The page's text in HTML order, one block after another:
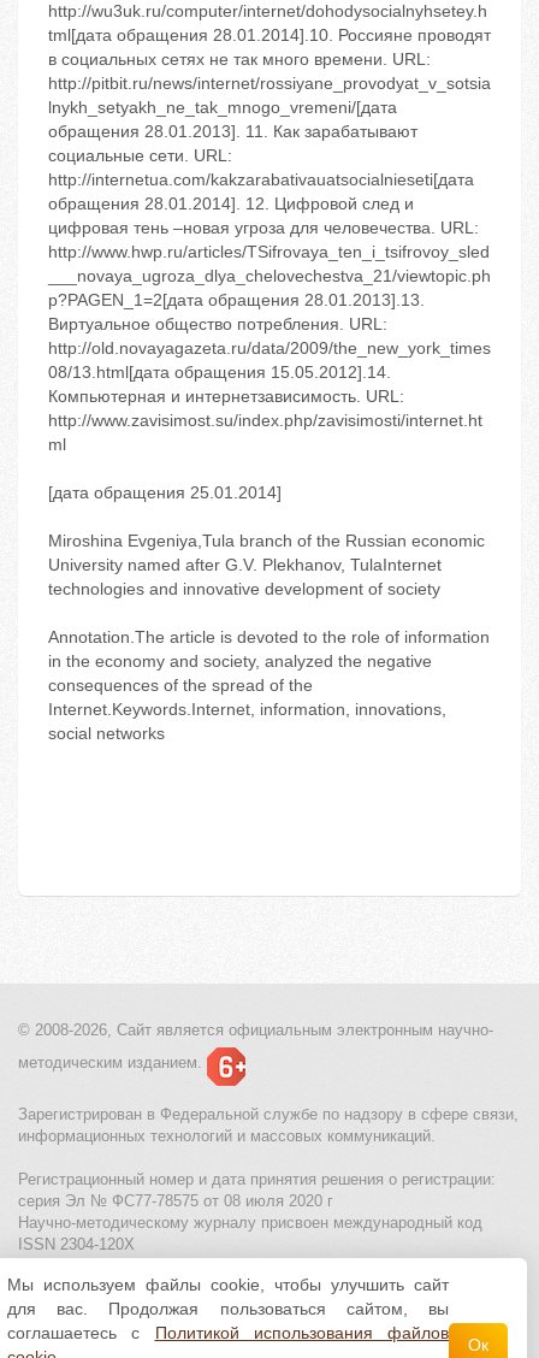
http://wu3uk.ru/computer/internet/dohodysocialnyhsetey.h
tml[дата обращения 28.01.2014].10. Россияне проводят
в социальных сетях не так много времени. URL:
http://pitbit.ru/news/internet/rossiyane_provodyat_v_sotsia
lnykh_setyakh_ne_tak_mnogo_vremeni/[дата
обращения 28.01.2013]. 11. Как зарабатывают
социальные сети. URL:
http://internetua.com/kakzarabativauatsocialnieseti[дата
обращения 28.01.2014]. 12. Цифровой след и
цифровая тень –новая угроза для человечества. URL:
http://www.hwp.ru/articles/TSifrovaya_ten_i_tsifrovoy_sled
___novaya_ugroza_dlya_chelovechestva_21/viewtopic.ph
p?PAGEN_1=2[дата обращения 28.01.2013].13.
Виртуальное общество потребления. URL:
http://old.novayagazeta.ru/data/2009/the_new_york_times
08/13.html[дата обращения 15.05.2012].14.
Компьютерная и интернетзависимость. URL:
http://www.zavisimost.su/index.php/zavisimosti/internet.ht
ml
[дата обращения 25.01.2014]
Miroshina Evgeniya,Tula branch of the Russian economic
University named after G.V. Plekhanov, TulaInternet
technologies and innovative development of society
Annotation.The article is devoted to the role of information
in the economy and society, analyzed the negative
consequences of the spread of the
Internet.Keywords.Internet, information, innovations,
social networks
© 2008-2026, Сайт является официальным электронным научно-
методическим изданием.
Зарегистрирован в Федеральной службе по надзору в сфере связи,
информационных технологий и массовых коммуникаций.
Регистрационный номер и дата принятия решения о регистрации:
серия Эл № ФС77-78575 от 08 июля 2020 г
Научно-методическому журналу присвоен международный код
ISSN 2304-120X
МЦИТО|Школьные олимпиады и онлайн конкурсы для детей
Политика использования файлов cookie| Политика обработки и
защиты персональных данных
Мы используем файлы cookie, чтобы улучшить сайт
для вас. Продолжая пользоваться сайтом, вы
соглашаетесь с Политикой использования файлов
Ок